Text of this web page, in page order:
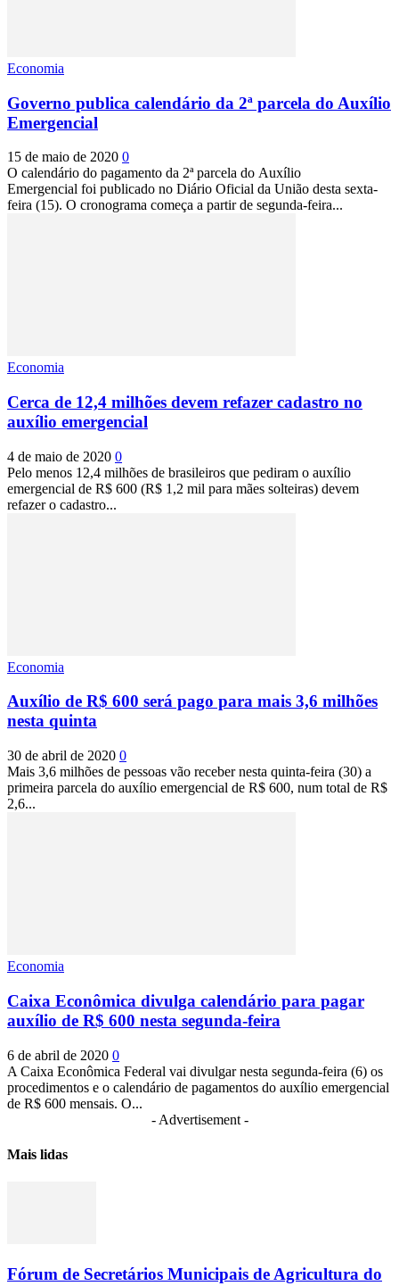
Economia
Governo publica calendário da 2ª parcela do Auxílio
Emergencial
15 de maio de 2020 0
O calendário do pagamento da 2ª parcela do Auxílio
Emergencial foi publicado no Diário Oficial da União desta sexta-
feira (15). O cronograma começa a partir de segunda-feira...
Economia
Cerca de 12,4 milhões devem refazer cadastro no
auxílio emergencial
4 de maio de 2020 0
Pelo menos 12,4 milhões de brasileiros que pediram o auxílio
emergencial de R$ 600 (R$ 1,2 mil para mães solteiras) devem
refazer o cadastro...
Economia
Auxílio de R$ 600 será pago para mais 3,6 milhões
nesta quinta
30 de abril de 2020 0
Mais 3,6 milhões de pessoas vão receber nesta quinta-feira (30) a
primeira parcela do auxílio emergencial de R$ 600, num total de R$
2,6...
Economia
Caixa Econômica divulga calendário para pagar
auxílio de R$ 600 nesta segunda-feira
6 de abril de 2020 0
A Caixa Econômica Federal vai divulgar nesta segunda-feira (6) os
procedimentos e o calendário de pagamentos do auxílio emergencial
de R$ 600 mensais. O...
- Advertisement -
Mais lidas
Fórum de Secretários Municipais de Agricultura do